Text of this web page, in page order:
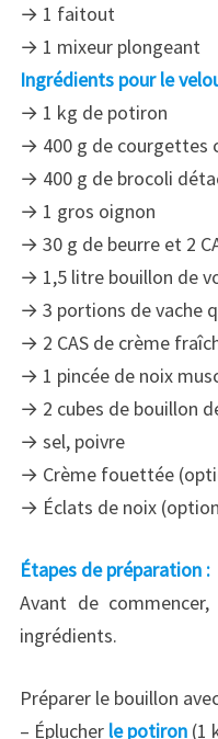
→ 1 faitout
→ 1 mixeur plongeant
Ingrédients pour le
→ 1 kg de potiron
→ 400 g de courgettes
→ 400 g de brocoli
→ 1 gros oignon
→ 30 g de beurre et 2
→ 1,5 litre bouillon de
→ 3 portions de vache
→ 2 CAS de crème
→ 1 pincée de noix
→ 2 cubes de bouillon
→ sel, poivre
→ Crème fouettée
→ Éclats de noix
Étapes de préparation :
Avant de
ingrédients.
Préparer le bouillon
– Éplucher le potiron (1